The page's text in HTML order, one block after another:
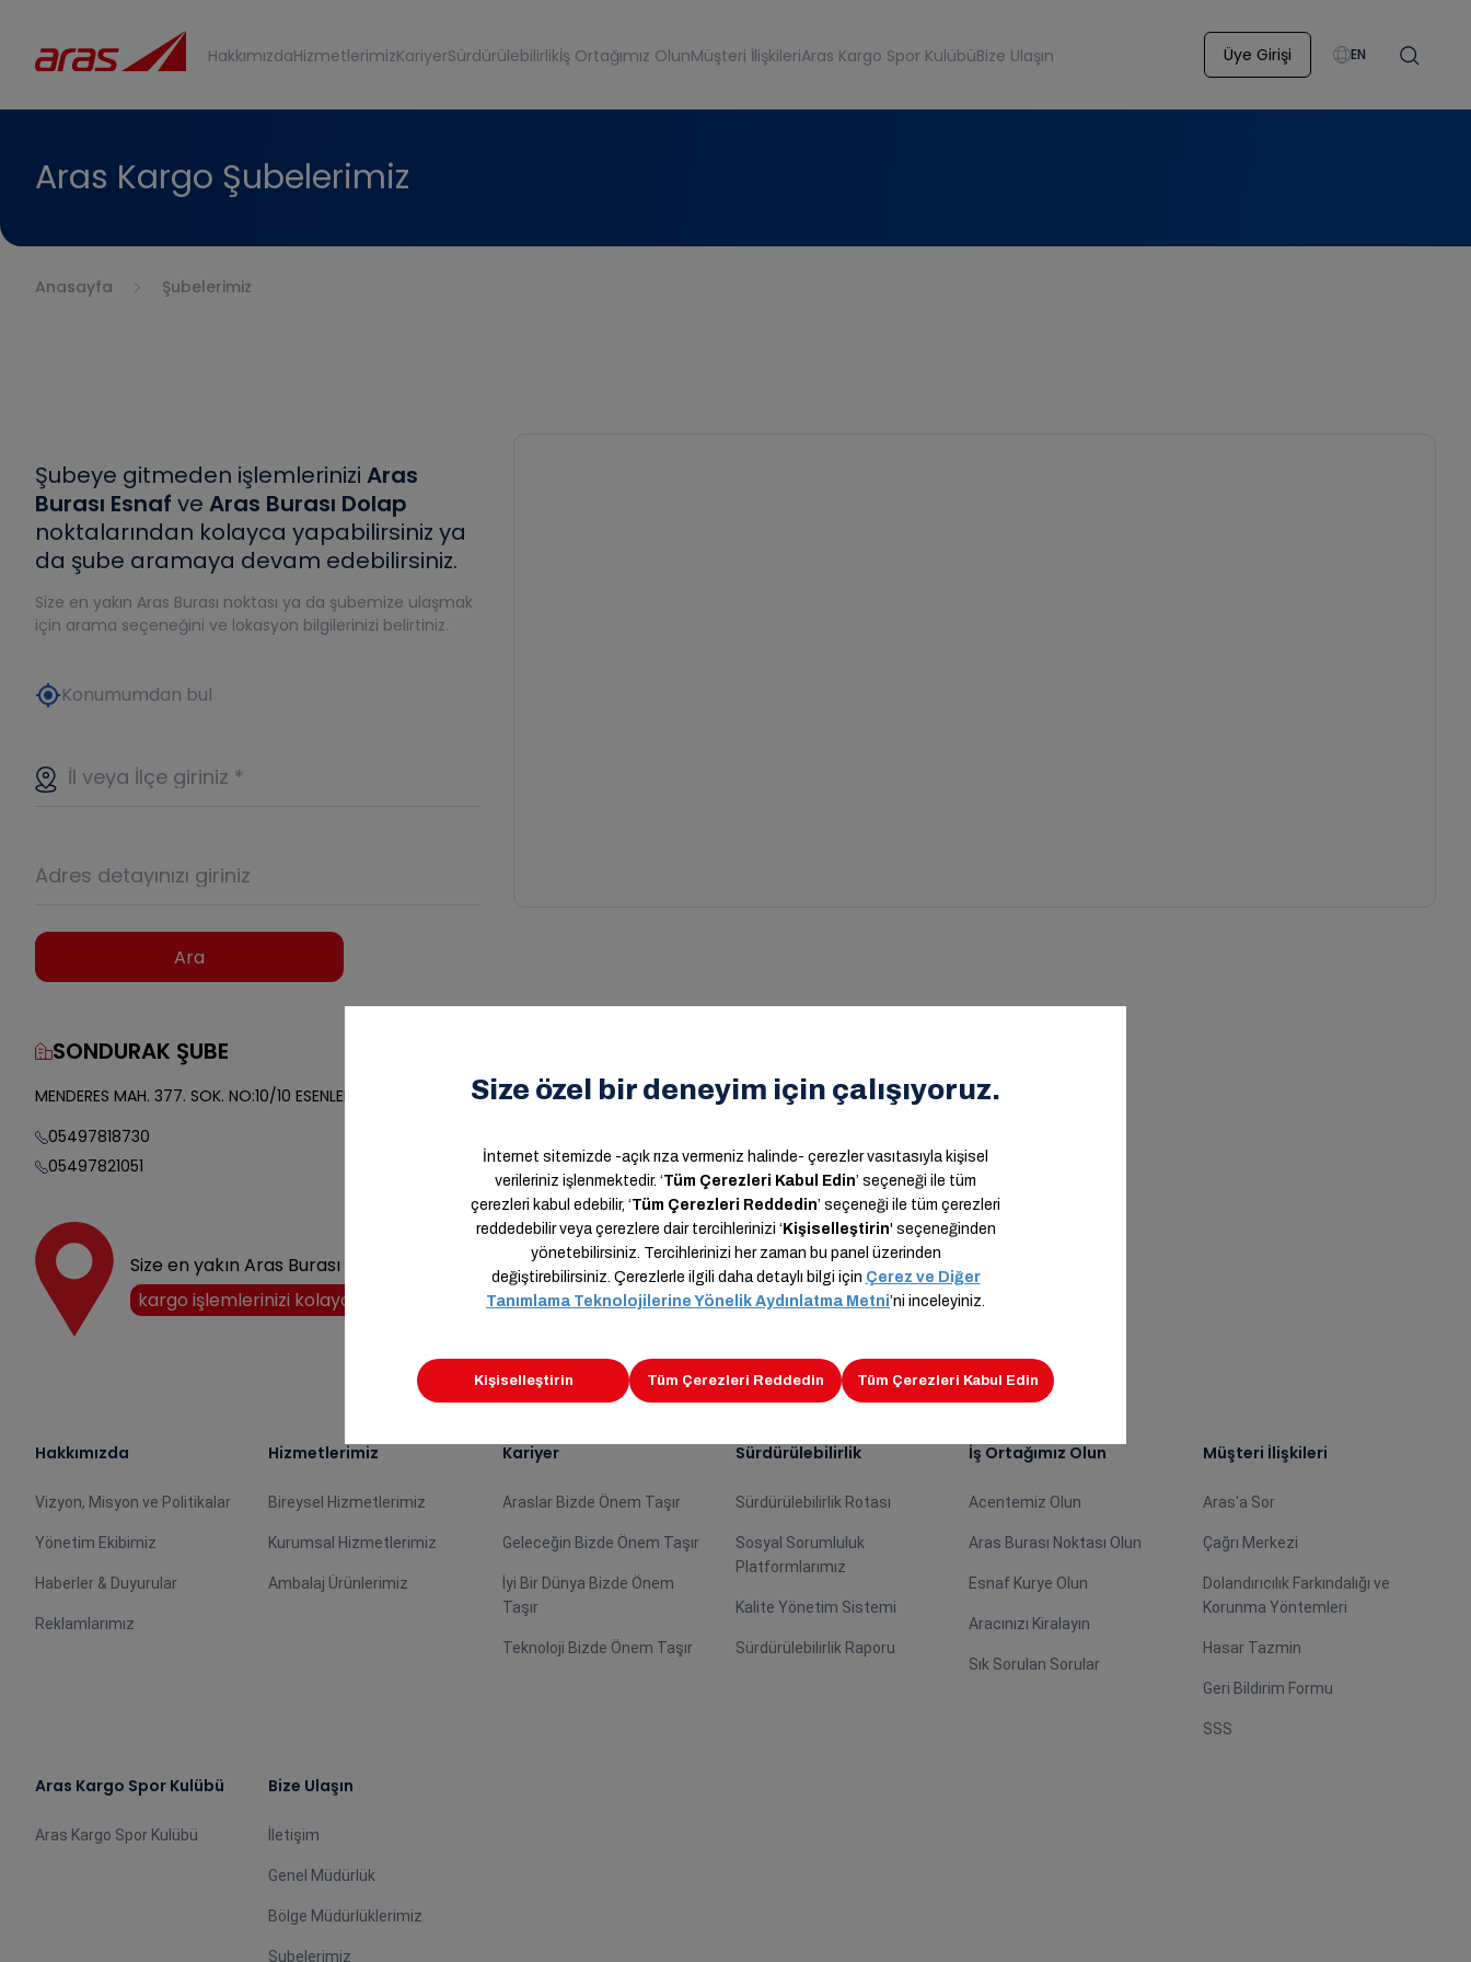
HakkımızdaHizmetlerimizKariyerSürdürülebilirlikİş Ortağımız OlunMüşteri İlişkileriAras Kargo Spor KulübüBize Ulaşın Üye Girişi EN
Aras Kargo Şubelerimiz
Anasayfa Şubelerimiz
Şubeye gitmeden işlemlerinizi Aras
Burası Esnaf ve Aras Burası Dolap
noktalarından kolayca yapabilirsiniz ya
da şube aramaya devam edebilirsiniz.
Size en yakın Aras Burası noktası ya da şubemize ulaşmak
için arama seçeneğini ve lokasyon bilgilerinizi belirtiniz.
my_locationKonumumdan bul
İl veya İlçe giriniz *
Adres detayınızı giriniz
Ara
SONDURAK ŞUBE
MENDERES MAH. 377. SOK. NO:10/10 ESENLER/İSTANBUL
05497818730
05497821051
Size en yakın Aras Burası noktasını keşfedin,
kargo işlemlerinizi kolayca halledin!
Hakkımızda
Vizyon, Misyon ve Politikalar
Yönetim Ekibimiz
Haberler & Duyurular
Reklamlarımız
Hizmetlerimiz
Bireysel Hizmetlerimiz
Kurumsal Hizmetlerimiz
Ambalaj Ürünlerimiz
Kariyer
Araslar Bizde Önem Taşır
Geleceğin Bizde Önem Taşır
İyi Bir Dünya Bizde Önem
Taşır
Teknoloji Bizde Önem Taşır
Sürdürülebilirlik
Sürdürülebilirlik Rotası
Sosyal Sorumluluk
Platformlarımız
Kalite Yönetim Sistemi
Sürdürülebilirlik Raporu
İş Ortağımız Olun
Acentemiz Olun
Aras Burası Noktası Olun
Esnaf Kurye Olun
Aracınızı Kiralayın
Sık Sorulan Sorular
Müşteri İlişkileri
Aras'a Sor
Çağrı Merkezi
Dolandırıcılık Farkındalığı ve
Korunma Yöntemleri
Hasar Tazmin
Geri Bildirim Formu
SSS
Aras Kargo Spor Kulübü
Aras Kargo Spor Kulübü
Bize Ulaşın
İletişim
Genel Müdürlük
Bölge Müdürlüklerimiz
Şubelerimiz